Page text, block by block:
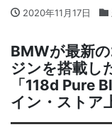
2020年11月17日
BMWが最新
ジンを搭載し
「118d Pure
イン・ストア